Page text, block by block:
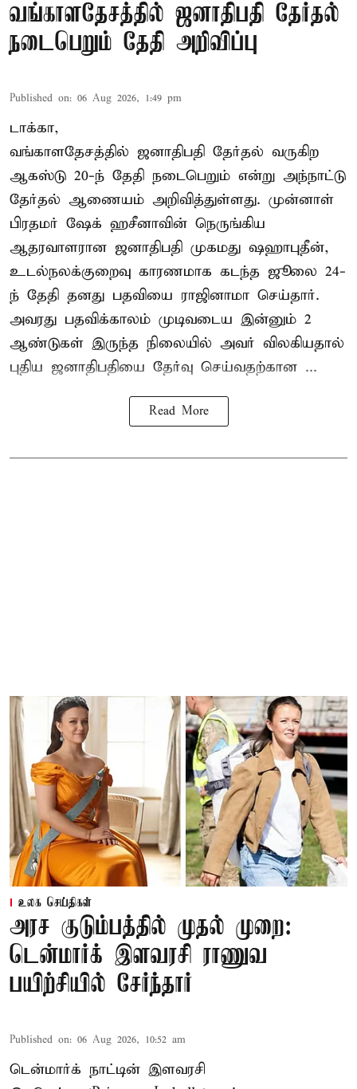
வங்காளதேசத்தில் ஜனாதிபதி தேர்தல்
நடைபெறும் தேதி அறிவிப்பு
Published on: 06 Aug 2026, 1:49 pm
டாக்கா,
வங்காளதேசத்தில் ஜனாதிபதி தேர்தல் வருகிற
ஆகஸ்டு 20-ந் தேதி நடைபெறும் என்று அந்நாட்டு
தேர்தல் ஆணையம் அறிவித்துள்ளது. முன்னாள்
பிரதமர் ஷேக் ஹசீனாவின் நெருங்கிய
ஆதரவாளரான ஜனாதிபதி முகமது ஷஹாபுதீன்,
உடல்நலக்குறைவு காரணமாக கடந்த ஜூலை 24-
ந் தேதி தனது பதவியை ராஜினாமா செய்தார்.
அவரது பதவிக்காலம் முடிவடைய இன்னும் 2
ஆண்டுகள் இருந்த நிலையில் அவர் விலகியதால்
புதிய ஜனாதிபதியை தேர்வு செய்வதற்கான ...
Read More
உலக செய்திகள்
அரச குடும்பத்தில் முதல் முறை:
டென்மார்க் இளவரசி ராணுவ
பயிற்சியில் சேர்ந்தார்
Published on: 06 Aug 2026, 10:52 am
டென்மார்க் நாட்டின் இளவரசி